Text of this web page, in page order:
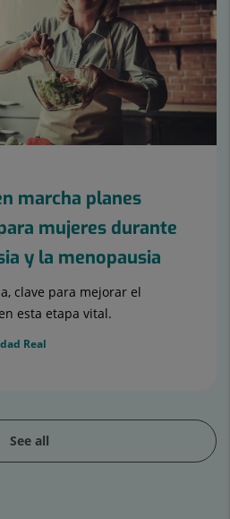
marcha planes
mujeres durante
y la menopausia
clave para mejorar el
esta etapa vital.
Real
See all